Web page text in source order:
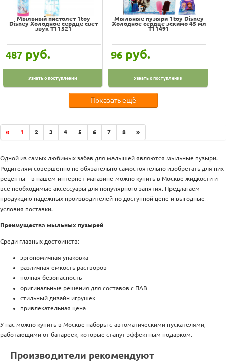
Мыльный пистолет 1toy
Disney Холодное сердце свет
звук Т11521
487 руб.
Узнать о поступлении
Мыльные пузыри 1toy Disney
Холодное сердце эскимо 45 мл
Т11491
96 руб.
Узнать о поступлении
Показать ещё
« 1 2 3 4 5 6 7 8 »
Одной из самых любимых забав для малышей являются мыльные пузыри.
Родителям совершенно не обязательно самостоятельно изобретать для них
рецепты – в нашем интернет-магазине можно купить в Москве жидкости и
все необходимые аксессуары для популярного занятия. Предлагаем
продукцию надежных производителей по доступной цене и выгодные
условия поставки.
Преимущества мыльных пузырей
Среди главных достоинств:
эргономичная упаковка
различная емкость растворов
полная безопасность
оригинальные решения для составов с ПАВ
стильный дизайн игрушек
привлекательная цена
У нас можно купить в Москве наборы с автоматическими пускателями,
работающими от батареек, которые станут эффектным подарком.
Производители рекомендуют